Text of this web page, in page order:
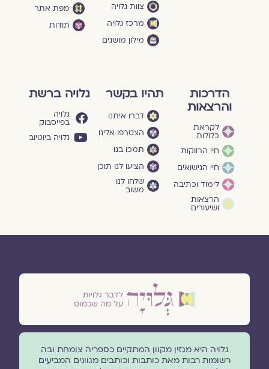
צוות גלויה
מרכז גלויה
מילון מושגים
מפת אתר
תודות
הדרכות
והרצאות
לקראת
כלולות
חיי הרווקות
חיי הנישואים
לימוד וכתיבה
הרצאות
ושיעורים
תהיו בקשר
דברו איתנו
הצטרפו אלינו
תמכו בנו
הציעו לנו תוכן
שלחו לנו
משוב
גלויה ברשת
גלויה
בפייסבוק
גלויה ביוטיוב
גלויה היא מגזין מקוון המתקיים כספריה צומחת ובה
רשומות רבות מאת כותבות וכותבים מגוונים המביעים